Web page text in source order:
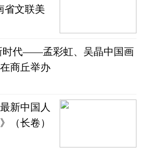
省文联美
时代——孟彩虹、吴晶中国画
商丘举办
新中国人
（长卷）